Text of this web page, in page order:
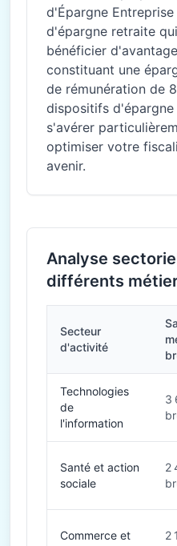
d'Épargne
d'épargne retraite
bénéficier
constituant une
de rémunération de
dispositifs d'épargne
s'avérer
optimiser votre
avenir.
Analyse
différents
Secteur
d'activité
Technologies
de
l'information
3
Santé et action
sociale
2
Commerce et
2